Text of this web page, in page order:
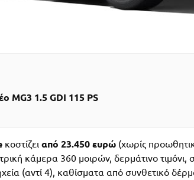
MG3 1.5 GDI 115 PS
κοστίζει από 23.450 ευρώ (χωρίς
κάμερα 360 μοιρών, δερμάτινο τιμόνι,
(αντί 4), καθίσματα από συνθετικό